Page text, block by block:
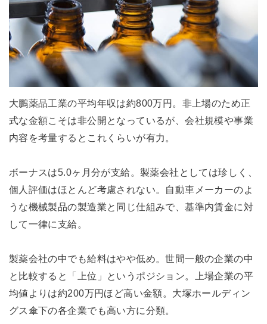
大鵬薬品工業の平均年収は約800万円。非上場のため正
式な金額こそは非公開となっているが、会社規模や事業
内容を考量するとこれくらいが有力。
ボーナスは5.0ヶ月分が支給。製薬会社としては珍しく、
個人評価はほとんど考慮されない。自動車メーカーのよ
うな機械製品の製造業と同じ仕組みで、基準内賃金に対
して一律に支給。
製薬会社の中でも給料はやや低め。世間一般の企業の中
と比較すると「上位」というポジション。上場企業の平
均値よりは約200万円ほど高い金額。大塚ホールディン
グス傘下の各企業でも高い方に分類。